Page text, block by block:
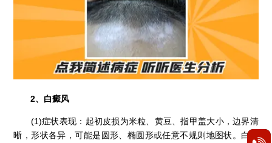
2、白癜风
(1)症状表现：起初皮损为米粒、黄豆、指甲盖大小，边界清
晰，形状各异，可能是圆形、椭圆形或任意不规则地图状。白斑